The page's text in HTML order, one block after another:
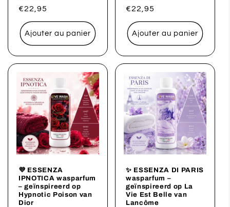
Prix
habituel
€22,95
Ajouter au panier
Prix
habituel
€22,95
Ajouter au panier
💜 ESSENZA
IPNOTICA wasparfum
– geïnspireerd op
Hypnotic Poison van
Dior
✨ ESSENZA DI PARIS
wasparfum –
geïnspireerd op La
Vie Est Belle van
Lancôme